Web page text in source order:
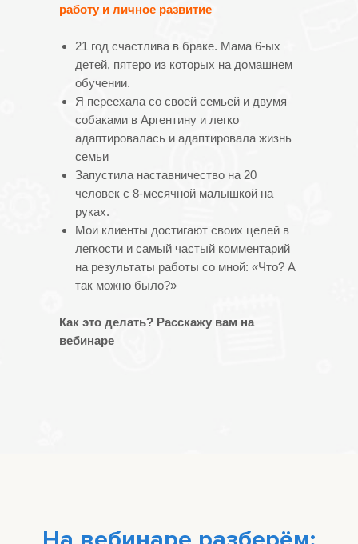
работу и личное развитие
21 год счастлива в браке. Мама 6-ых
детей, пятеро из которых на домашнем
обучении.
Я переехала со своей семьей и двумя
собаками в Аргентину и легко
адаптировалась и адаптировала жизнь
семьи
Запустила наставничество на 20
человек с 8-месячной малышкой на
руках.
Мои клиенты достигают своих целей в
легкости и самый частый комментарий
на результаты работы со мной: «Что? А
так можно было?»
Как это делать? Расскажу вам на
вебинаре